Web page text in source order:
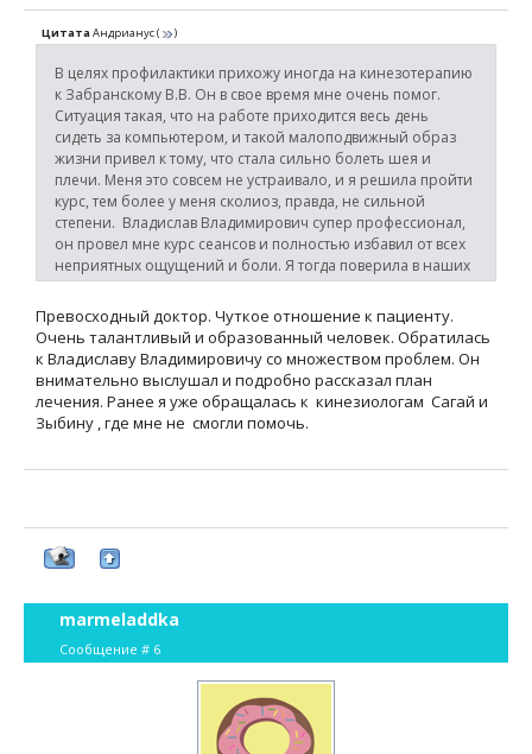
ЦитатаАндрианус( )
В целях профилактики прихожу иногда на кинезотерапию
к Забранскому В.В. Он в свое время мне очень помог.
Ситуация такая, что на работе приходится весь день
сидеть за компьютером, и такой малоподвижный образ
жизни привел к тому, что стала сильно болеть шея и
плечи. Меня это совсем не устраивало, и я решила пройти
курс, тем более у меня сколиоз, правда, не сильной
степени. Владислав Владимирович супер профессионал,
он провел мне курс сеансов и полностью избавил от всех
неприятных ощущений и боли. Я тогда поверила в наших
врачей, теперь всем про этого мастера рассказываю.
Превосходный доктор. Чуткое отношение к пациенту.
Очень талантливый и образованный человек. Обратилась
к Владиславу Владимировичу со множеством проблем. Он
внимательно выслушал и подробно рассказал план
лечения. Ранее я уже обращалась к кинезиологам Сагай и
Зыбину , где мне не смогли помочь.
marmeladdka
Сообщение # 6